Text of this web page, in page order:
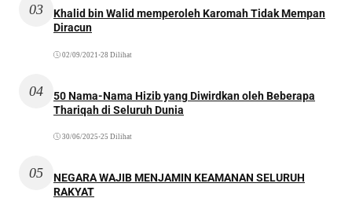
03
Khalid bin Walid memperoleh Karomah Tidak Mempan
Diracun
02/09/2021 •28 Dilihat
04
50 Nama-Nama Hizib yang Diwirdkan oleh Beberapa
Thariqah di Seluruh Dunia
30/06/2025 •25 Dilihat
05
NEGARA WAJIB MENJAMIN KEAMANAN SELURUH
RAKYAT